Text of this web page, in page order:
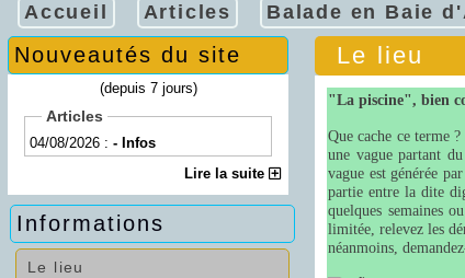
Accueil Articles Balade en Baie
Nouveautés du site
(depuis 7 jours)
Articles
04/08/2026 : - Infos
Lire la suite
Informations
Le lieu
Le lieu
"La piscine", bien
Que cache ce terme
une vague partant
vague est générée
partie entre la dite
quelques semaines
limitée, relevez les
néanmoins,